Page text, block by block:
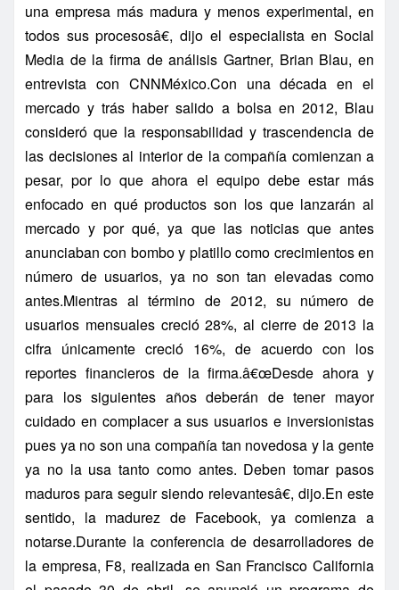
una empresa más madura y menos experimental, en
todos sus procesosâ€, dijo el especialista en Social
Media de la firma de análisis Gartner, Brian Blau, en
entrevista con CNNMéxico.Con una década en el
mercado y trás haber salido a bolsa en 2012, Blau
consideró que la responsabilidad y trascendencia de
las decisiones al interior de la compañí­a comienzan a
pesar, por lo que ahora el equipo debe estar más
enfocado en qué productos son los que lanzarán al
mercado y por qué, ya que las noticias que antes
anunciaban con bombo y platillo como crecimientos en
número de usuarios, ya no son tan elevadas como
antes.Mientras al término de 2012, su número de
usuarios mensuales creció 28%, al cierre de 2013 la
cifra únicamente creció 16%, de acuerdo con los
reportes financieros de la firma.â€œDesde ahora y
para los siguientes años deberán de tener mayor
cuidado en complacer a sus usuarios e inversionistas
pues ya no son una compañí­a tan novedosa y la gente
ya no la usa tanto como antes. Deben tomar pasos
maduros para seguir siendo relevantesâ€, dijo.En este
sentido, la madurez de Facebook, ya comienza a
notarse.Durante la conferencia de desarrolladores de
la empresa, F8, realizada en San Francisco California